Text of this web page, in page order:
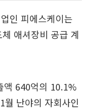
인 피에스케이는
애셔장비 공급 계
액 640억의 10.1%
월 난야의 자회사인